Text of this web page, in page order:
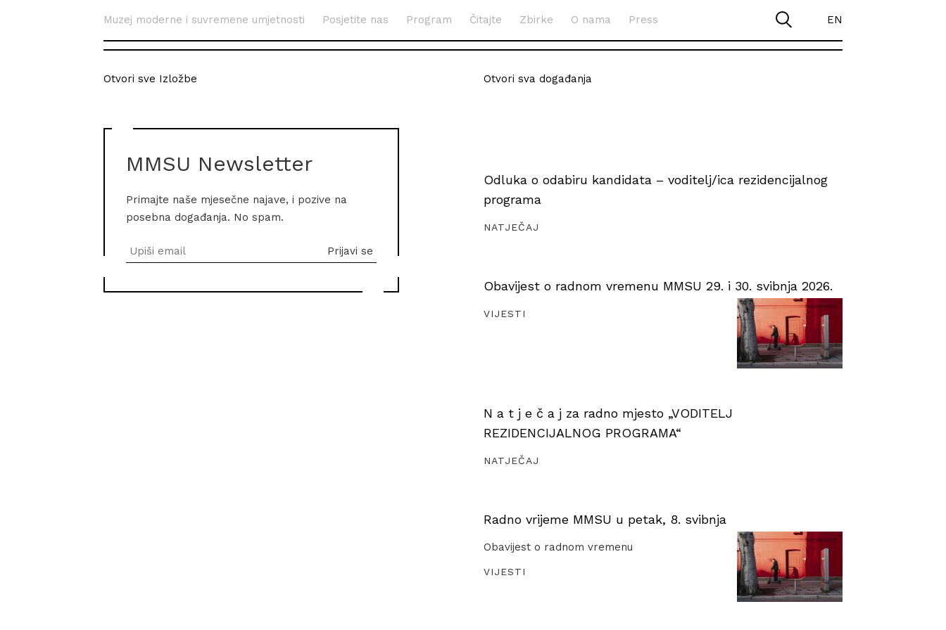
Muzej moderne i suvremene umjetnosti Posjetite nas Program Čitajte Zbirke O nama Press EN
Otvori sve Izložbe
MMSU Newsletter
Primajte naše mjesečne najave, i pozive na
posebna događanja. No spam.
Otvori sva događanja
Odluka o odabiru kandidata – voditelj/ica rezidencijalnog
programa
NATJEČAJ
Obavijest o radnom vremenu MMSU 29. i 30. svibnja 2026.
VIJESTI
N a t j e č a j za radno mjesto „VODITELJ
REZIDENCIJALNOG PROGRAMA“
NATJEČAJ
Radno vrijeme MMSU u petak, 8. svibnja
Obavijest o radnom vremenu
VIJESTI